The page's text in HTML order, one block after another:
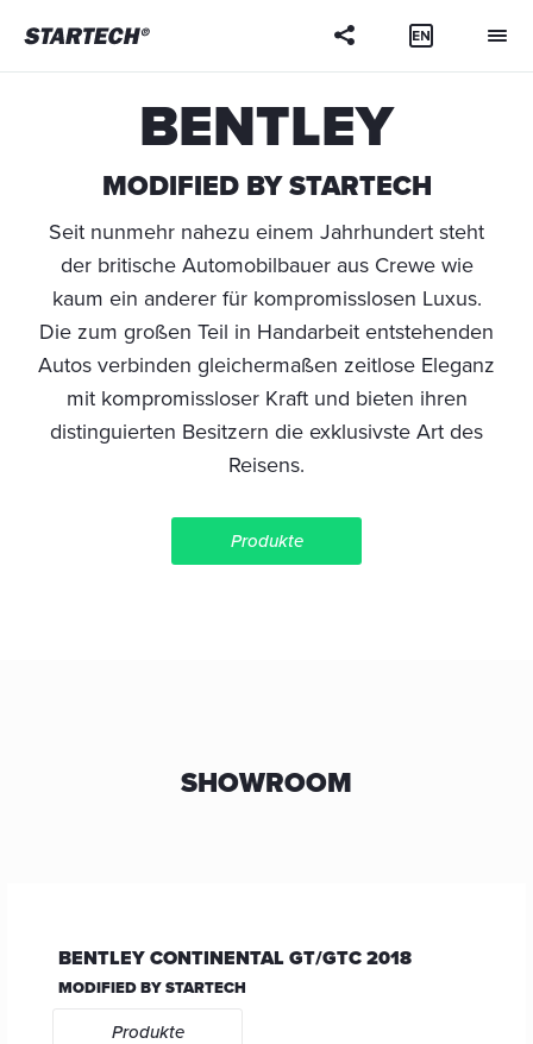
BENTLEY
MODIFIED BY STARTECH
Seit nunmehr nahezu einem Jahrhundert steht
der britische Automobilbauer aus Crewe wie
kaum ein anderer für kompromisslosen Luxus.
Die zum großen Teil in Handarbeit entstehenden
Autos verbinden gleichermaßen zeitlose Eleganz
mit kompromissloser Kraft und bieten ihren
distinguierten Besitzern die exklusivste Art des
Reisens.
Produkte
SHOWROOM
BENTLEY CONTINENTAL GT/GTC 2018
MODIFIED BY STARTECH
Produkte